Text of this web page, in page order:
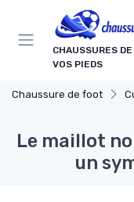
CHAUSSURES
VOS PIEDS
Chaussure de foot
Le maillot
un
Panneau de gestion